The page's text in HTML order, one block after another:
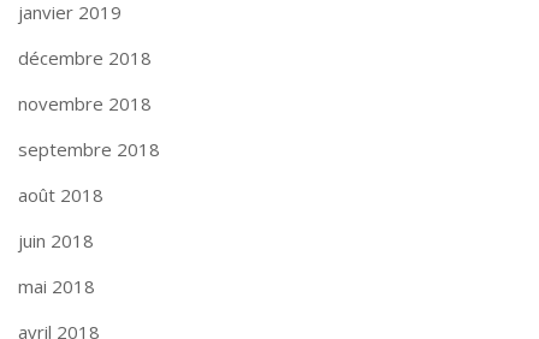
janvier 2019
décembre 2018
novembre 2018
septembre 2018
août 2018
juin 2018
mai 2018
avril 2018